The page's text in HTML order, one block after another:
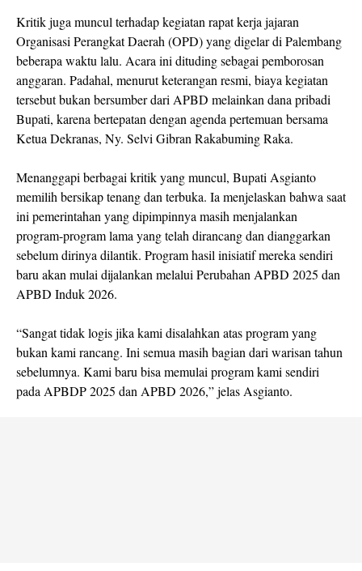
Kritik juga muncul terhadap kegiatan rapat kerja jajaran
Organisasi Perangkat Daerah (OPD) yang digelar di Palembang
beberapa waktu lalu. Acara ini dituding sebagai pemborosan
anggaran. Padahal, menurut keterangan resmi, biaya kegiatan
tersebut bukan bersumber dari APBD melainkan dana pribadi
Bupati, karena bertepatan dengan agenda pertemuan bersama
Ketua Dekranas, Ny. Selvi Gibran Rakabuming Raka.
Menanggapi berbagai kritik yang muncul, Bupati Asgianto
memilih bersikap tenang dan terbuka. Ia menjelaskan bahwa saat
ini pemerintahan yang dipimpinnya masih menjalankan
program-program lama yang telah dirancang dan dianggarkan
sebelum dirinya dilantik. Program hasil inisiatif mereka sendiri
baru akan mulai dijalankan melalui Perubahan APBD 2025 dan
APBD Induk 2026.
“Sangat tidak logis jika kami disalahkan atas program yang
bukan kami rancang. Ini semua masih bagian dari warisan tahun
sebelumnya. Kami baru bisa memulai program kami sendiri
pada APBDP 2025 dan APBD 2026,” jelas Asgianto.